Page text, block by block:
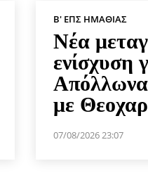
Β' ΕΠΣ ΗΜΑΘΊΑΣ
Νέα
ενίσχυση
Απόλλωνα
με
07/08/2026 23:07